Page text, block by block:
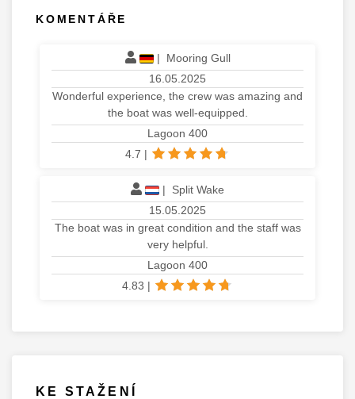
KOMENTÁŘE
|
Mooring Gull
16.05.2025
Wonderful experience, the crew was amazing and
the boat was well-equipped.
Lagoon 400
4.7 |
|
Split Wake
15.05.2025
The boat was in great condition and the staff was
very helpful.
Lagoon 400
4.83 |
KE STAŽENÍ